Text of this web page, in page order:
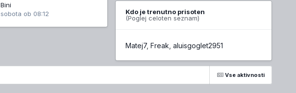
Bini
sobota ob 08:12
Kdo je trenutno prisoten
(Poglej celoten seznam)
Matej7 Freak aluisgoglet2951
Vse aktivnosti